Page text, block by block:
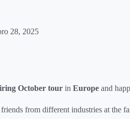
28, 2025
October tour in Europe and
from different industries at the